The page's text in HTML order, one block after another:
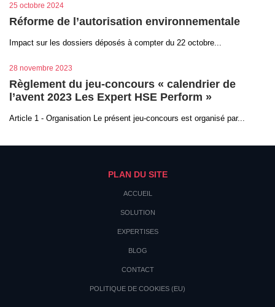
25 octobre 2024
Réforme de l’autorisation environnementale
Impact sur les dossiers déposés à compter du 22 octobre...
28 novembre 2023
Règlement du jeu-concours « calendrier de
l’avent 2023 Les Expert HSE Perform »
Article 1 - Organisation Le présent jeu-concours est organisé par...
PLAN DU SITE
ACCUEIL
SOLUTION
EXPERTISES
BLOG
CONTACT
POLITIQUE DE COOKIES (EU)